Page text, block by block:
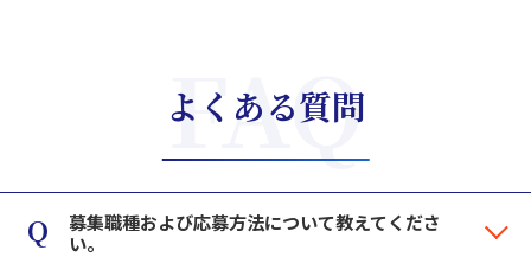
よくある質問
募集職種および応募方法について教えてくださ
い。